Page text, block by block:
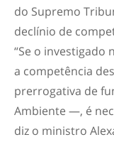
do Supremo
declínio de
“Se o investigado
a competência
prerrogativa de
Ambiente —, é
diz o ministro